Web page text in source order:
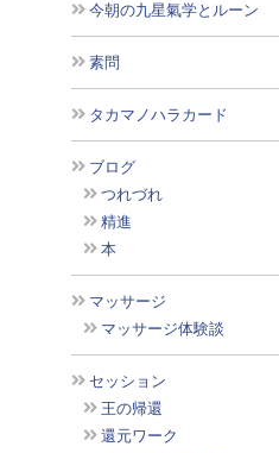
今朝の九星氣学とルーン
素問
タカマノハラカード
ブログ
つれづれ
精進
本
マッサージ
マッサージ体験談
セッション
王の帰還
還元ワーク